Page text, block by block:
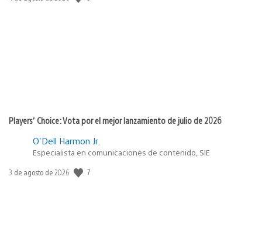
Players’ Choice: Vota por el mejor lanzamiento de julio de 2026
O'Dell Harmon Jr.
Especialista en comunicaciones de contenido, SIE
Fecha
3 de agosto de 2026 7